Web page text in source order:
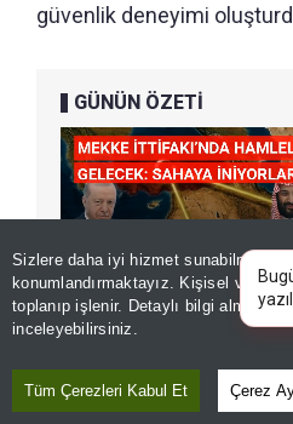
Sizlere daha iyi hizmet sunabilmek
konumlandırmaktayız. Kişisel
toplanıp işlenir. Detaylı bilgi almak
inceleyebilirsiniz.
Tüm Çerezleri Kabul Et Çerez
güvenlik deneyimi
GÜNÜN ÖZETİ